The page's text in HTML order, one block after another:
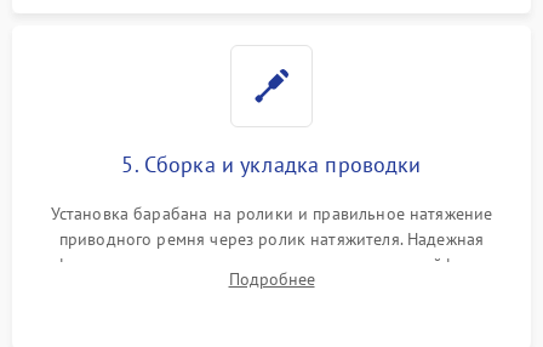
5. Сборка и укладка проводки
Установка барабана на ролики и правильное натяжение
приводного ремня через ролик натяжителя. Надежная
фиксация всех узлов, подключение клемм и шлейфов к
модулю управления. Монтаж корпусных панелей, люка и
Подробнее